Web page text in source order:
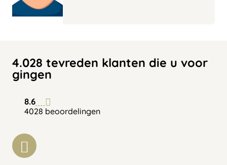
4.028 tevreden klanten die u voor
gingen
8.6
4028 beoordelingen